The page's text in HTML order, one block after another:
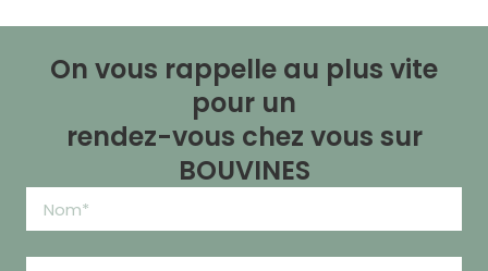
On vous rappelle au plus vite
pour un
rendez-vous chez vous sur
BOUVINES